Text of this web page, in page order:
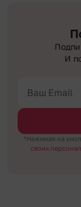
И
*Нажимая на
своих